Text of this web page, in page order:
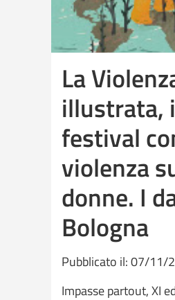
La
illustrata,
festival
violenza
donne. I
Bologna
Pubblicato il: 07/11/
Impasse partout, XI